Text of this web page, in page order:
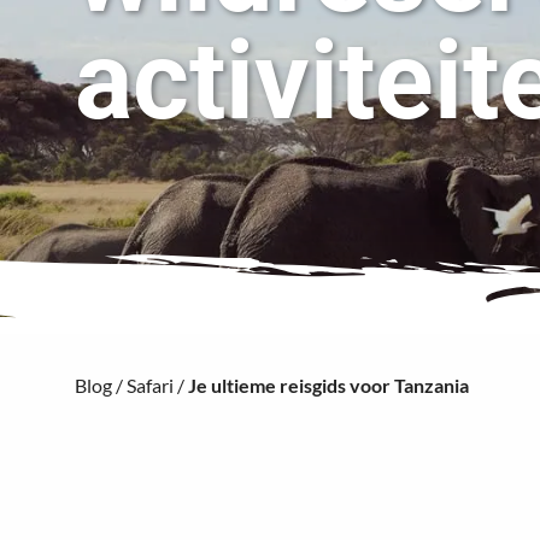
Blog /Safari /Je ultieme reisgids voor Tanzania